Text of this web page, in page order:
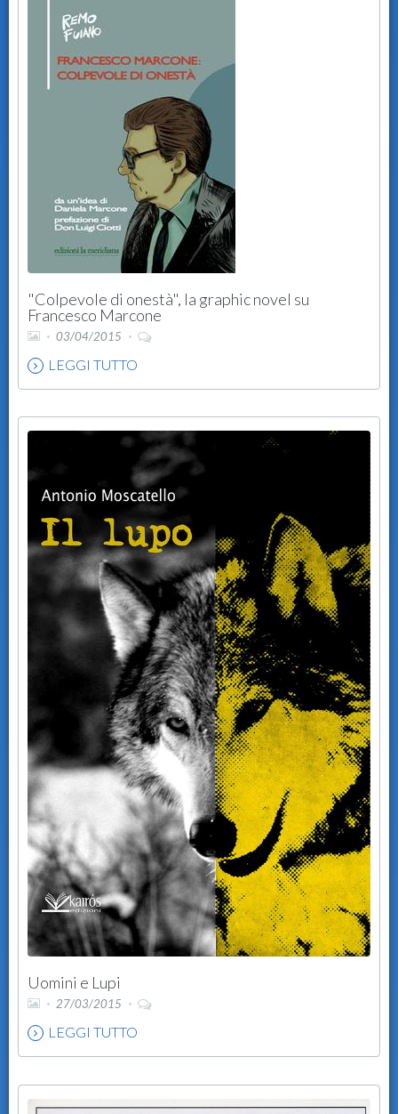
"Colpevole di onestà", la graphic novel su
Francesco Marcone
03/04/2015
LEGGI TUTTO
Uomini e Lupi
27/03/2015
LEGGI TUTTO